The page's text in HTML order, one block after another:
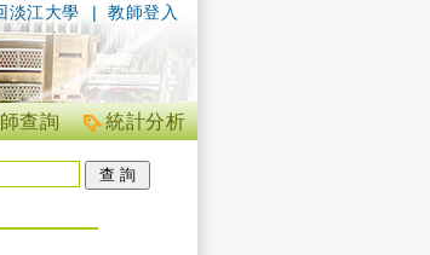
| 教師登入
淡江大學
統計分析
查詢